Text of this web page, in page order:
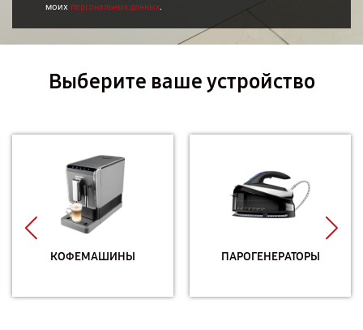
моих персональных данных.
Выберите ваше устройство
КОФЕМАШИНЫ ПАРОГЕНЕРАТОРЫ